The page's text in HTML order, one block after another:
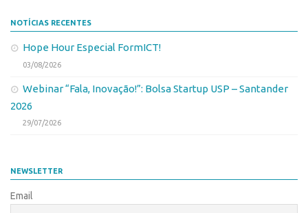
NOTÍCIAS RECENTES
Hope Hour Especial FormICT!
03/08/2026
Webinar “Fala, Inovação!”: Bolsa Startup USP – Santander
2026
29/07/2026
NEWSLETTER
Email